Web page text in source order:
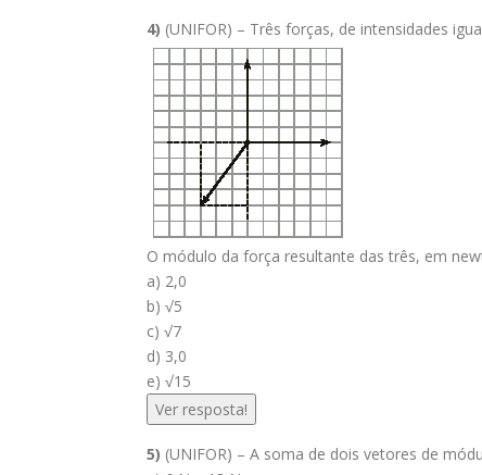
4) (UNIFOR) – Três forças, de intensidades
O módulo da força resultante das três, em
a) 2,0
b) √5
c) √7
d) 3,0
e) √15
Ver resposta!
5) (UNIFOR) – A soma de dois vetores de